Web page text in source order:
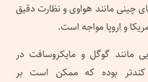
چینی مانند هواوی و نظارت دقیق
و اروپا مواجه است.
مانند گوگل و مایکروسافت در
بوده که ممکن است بر